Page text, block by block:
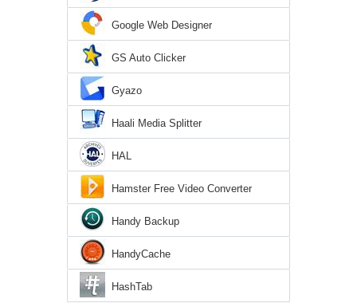
Google Web Designer
GS Auto Clicker
Gyazo
Haali Media Splitter
HAL
Hamster Free Video Converter
Handy Backup
HandyCache
HashTab